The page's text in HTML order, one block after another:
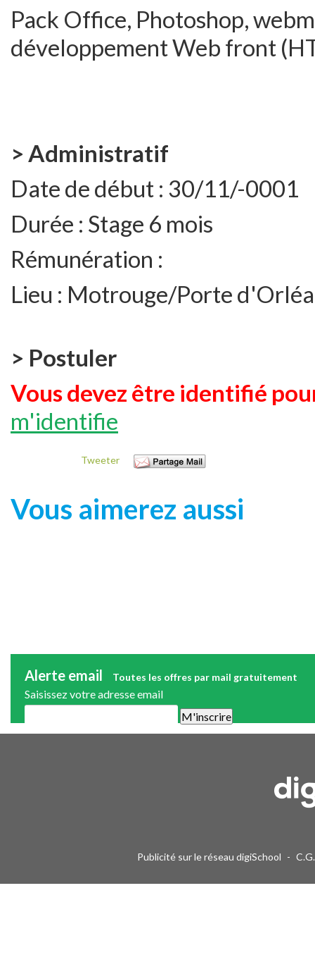
Pack Office, Photoshop,
développement Web front
> Administratif
Date de début : 30/11/-0001
Durée : Stage 6 mois
Rémunération :
Lieu : Motrouge/Porte
> Postuler
Vous devez être identifié
m'identifie
Tweeter
Vous aimerez aussi
Alerte email Toutes les offres par mail gratuitement
Saisissez votre adresse email
Publicité sur le réseau digiSchool -